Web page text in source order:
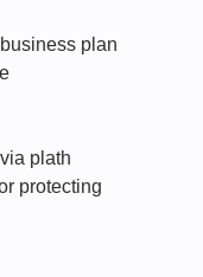
plan
plath
protecting